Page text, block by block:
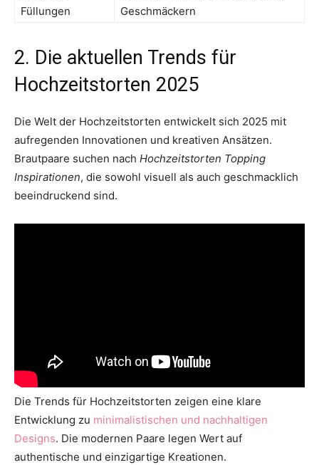
Füllungen
Geschmäckern
2. Die aktuellen Trends für
Hochzeitstorten 2025
Die Welt der Hochzeitstorten entwickelt sich 2025 mit
aufregenden Innovationen und kreativen Ansätzen.
Brautpaare suchen nach Hochzeitstorten Topping
Inspirationen, die sowohl visuell als auch geschmacklich
beeindruckend sind.
Die Trends für Hochzeitstorten zeigen eine klare
Entwicklung zu minimalistischen und nachhaltigen
Designs. Die modernen Paare legen Wert auf
authentische und einzigartige Kreationen.